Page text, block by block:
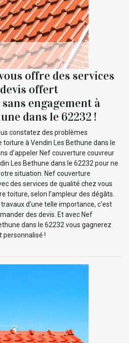
offre des services
offert
engagement à
dans le 62232 !
constatez des problèmes
toiture à Vendin Les Bethune dans le
d’appeler Nef couverture couvreur
Les Bethune dans le 62232 pour ne
situation. Nef couverture
des services de qualité chez vous
toiture, selon l’ampleur des dégâts.
d’une telle importance, c'est
des devis. Et avec Nef
dans le 62232 vous gagnerez
!